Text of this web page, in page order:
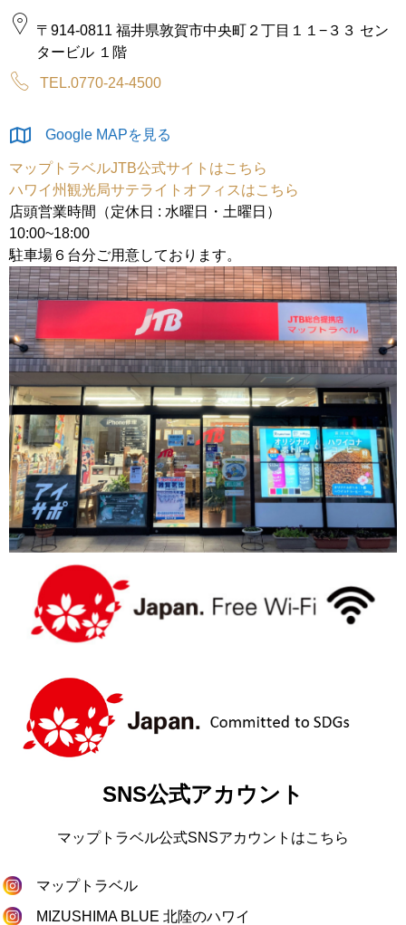
〒914-0811 福井県敦賀市中央町２丁目１１−３３ セン
タービル １階
TEL.0770-24-4500
Google MAPを見る
マップトラベルJTB公式サイトはこちら
ハワイ州観光局サテライトオフィスはこちら
店頭営業時間（定休日 : 水曜日・土曜日）
10:00~18:00
駐車場６台分ご用意しております。
SNS公式アカウント
マップトラベル公式SNSアカウントはこちら
マップトラベル
MIZUSHIMA BLUE 北陸のハワイ